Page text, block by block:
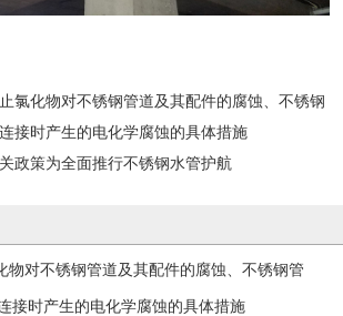
氯化物对不锈钢管道及其配件的腐蚀、不锈钢
接时产生的电化学腐蚀的具体措施
政策为全面推行不锈钢水管护航
物对不锈钢管道及其配件的腐蚀、不锈钢管
接时产生的电化学腐蚀的具体措施